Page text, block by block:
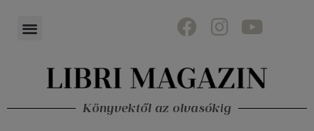
Könyvektől az olvasókig